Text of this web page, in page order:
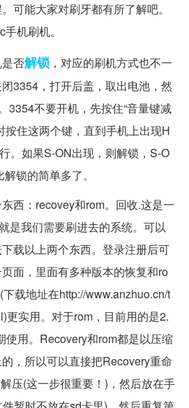
可能大家对刷牙都有所了解吧。
机刷机。
否解锁 ，对应的刷机方式也不一
3354，打开后盖，取出电池，然
3354不要开机，先按住“音量键减
按住这两个键，直到手机上出现H
。如果S-ON出现，则解锁，S-O
锁的简单多了。
西：recovey和rom。回收.这是一
是我们需要刷进去的系统。可以
载以上两个东西。登录注册后可
面，里面有多种版本的恢复和ro
载地址在http://www.anzhuo.cn/t
更实用。对于rom，目前用的是2.
使用。Recovery和rom都是以压缩
，所以可以直接把Recovery重命
压(这一步很重要！)，然后放在手